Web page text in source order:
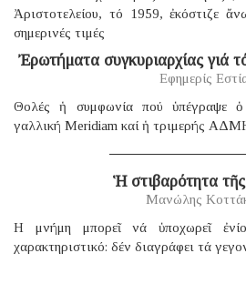
Ἀριστοτελείου, τό 1959, ἐκόστιζε
σημερινές τιμές
Ἐρωτήματα συγκυριαρχίας γιά
Εφημερίς
Θολές ἡ συμφωνία πού ὑπέγραψε
γαλλική Μeridiam καί ἡ τριμερής
Ἡ στιβαρότητα
Μανώλης
H μνήμη μπορεῖ νά ὑποχωρεῖ
χαρακτηριστικό: δέν διαγράφει τά